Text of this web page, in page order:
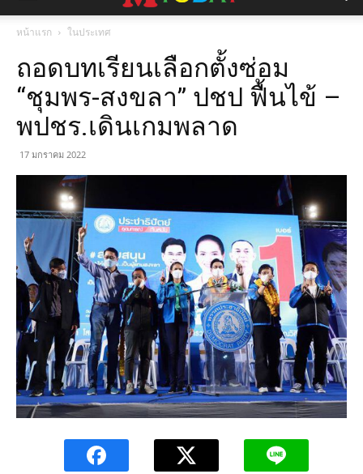
หน้าแรก ในประเทศ
ถอดบทเรียนเลือกตั้งซ่อม
“ชุมพร-สงขลา” ปชป ฟื้นไข้ –
พปชร.เดินเกมพลาด
17 มกราคม 2022